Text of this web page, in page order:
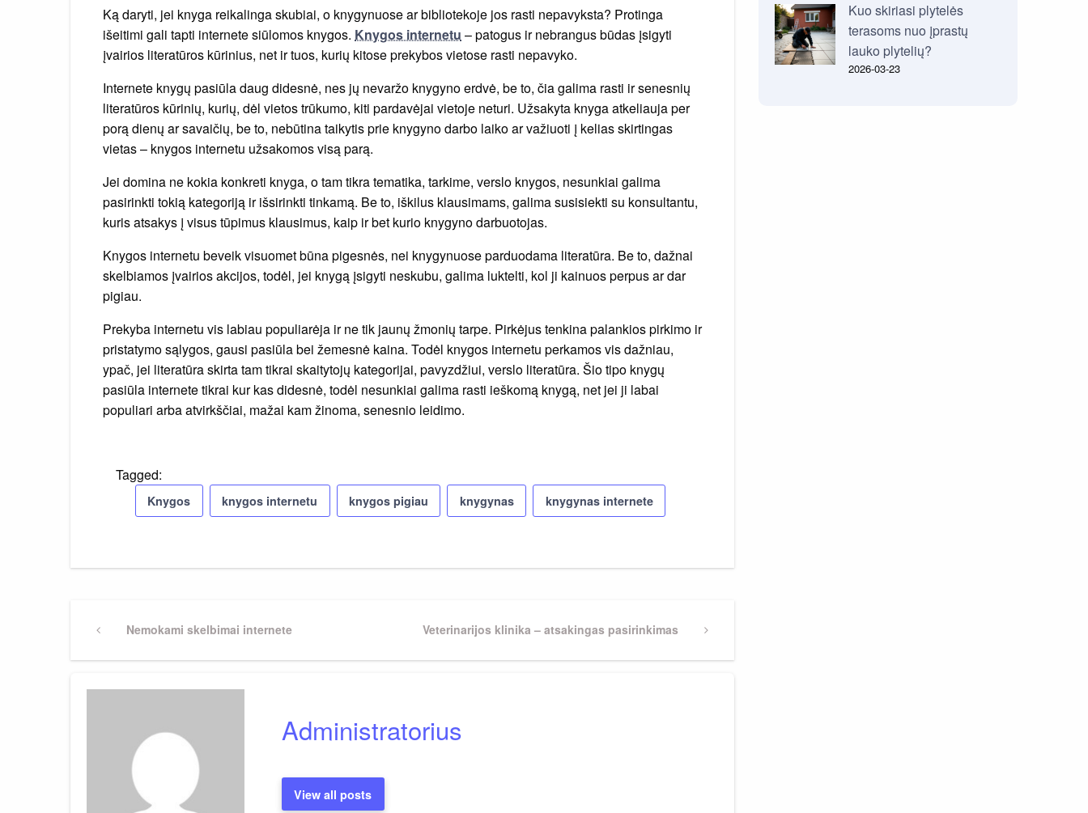
Ką daryti, jei knyga reikalinga skubiai, o knygynuose ar bibliotekoje jos rasti nepavyksta? Protinga
išeitimi gali tapti internete siūlomos knygos. Knygos internetu – patogus ir nebrangus būdas įsigyti
įvairios literatūros kūrinius, net ir tuos, kurių kitose prekybos vietose rasti nepavyko.
Internete knygų pasiūla daug didesnė, nes jų nevaržo knygyno erdvė, be to, čia galima rasti ir senesnių
literatūros kūrinių, kurių, dėl vietos trūkumo, kiti pardavėjai vietoje neturi. Užsakyta knyga atkeliauja per
porą dienų ar savaičių, be to, nebūtina taikytis prie knygyno darbo laiko ar važiuoti į kelias skirtingas
vietas – knygos internetu užsakomos visą parą.
Jei domina ne kokia konkreti knyga, o tam tikra tematika, tarkime, verslo knygos, nesunkiai galima
pasirinkti tokią kategoriją ir išsirinkti tinkamą. Be to, iškilus klausimams, galima susisiekti su konsultantu,
kuris atsakys į visus tūpimus klausimus, kaip ir bet kurio knygyno darbuotojas.
Knygos internetu beveik visuomet būna pigesnės, nei knygynuose parduodama literatūra. Be to, dažnai
skelbiamos įvairios akcijos, todėl, jei knygą įsigyti neskubu, galima luktelti, kol ji kainuos perpus ar dar
pigiau.
Prekyba internetu vis labiau populiarėja ir ne tik jaunų žmonių tarpe. Pirkėjus tenkina palankios pirkimo ir
pristatymo sąlygos, gausi pasiūla bei žemesnė kaina. Todėl knygos internetu perkamos vis dažniau,
ypač, jei literatūra skirta tam tikrai skaitytojų kategorijai, pavyzdžiui, verslo literatūra. Šio tipo knygų
pasiūla internete tikrai kur kas didesnė, todėl nesunkiai galima rasti ieškomą knygą, net jei ji labai
populiari arba atvirkščiai, mažai kam žinoma, senesnio leidimo.
Tagged:
Knygos knygos internetu knygos pigiau knygynas knygynas internete
Navigacija
tarp
PreviousNemokami skelbimai internete
Next
Veterinarijos klinika – atsakingas pasirinkimas
Administratorius
View all posts
Kuo skiriasi plytelės
terasoms nuo įprastų
lauko plytelių?
2026-03-23